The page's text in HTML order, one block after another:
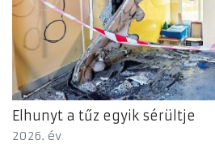
Elhunyt a tűz egyik sérültje
2026. év